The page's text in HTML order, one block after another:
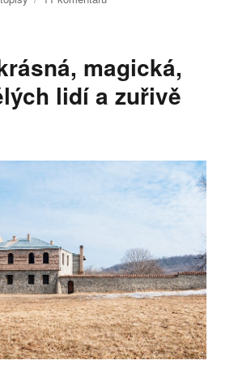
Jordánská
Petra
a
magická,
lidí a zuřivě